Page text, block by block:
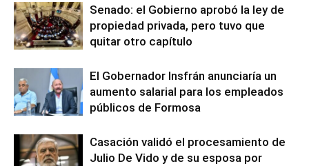
Senado: el Gobierno aprobó la ley de
propiedad privada, pero tuvo que
quitar otro capítulo
El Gobernador Insfrán anunciaría un
aumento salarial para los empleados
públicos de Formosa
Casación validó el procesamiento de
Julio De Vido y de su esposa por